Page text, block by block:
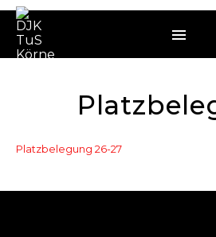
Platzbelegung 26-27